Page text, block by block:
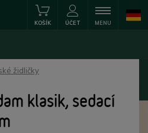
KOŠÍK ÚČET MENU
židličky
klasik, sedací